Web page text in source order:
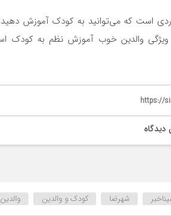
است که می‌توانید به کودک آموزش
ویژگی والدین خوب آموزش نظم به کودک
https://
دیدگاه
شهرضا کودک و والدین والدین